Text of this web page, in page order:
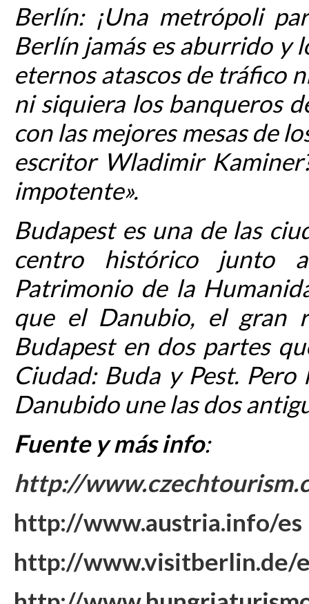
Berlín: ¡Una metrópoli
Berlín jamás es aburrido y
eternos atascos de tráfico
ni siquiera los banqueros
con las mejores mesas de
escritor Wladimir
impotente».
Budapest es una de las
centro histórico junto
Patrimonio de la
que el Danubio, el gran
Budapest en dos partes
Ciudad: Buda y Pest.
Danubido une las dos
Fuente y más info:
http://
http://www.austria.info/es
http://www.visitberlin.de/